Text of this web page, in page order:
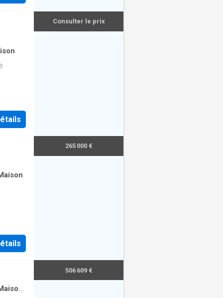
Consulter le prix
265 000 €
506 609 €